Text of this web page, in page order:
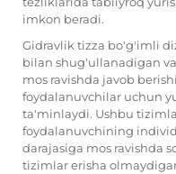
imkon beradi.
Gidravlik tizza bo'g'imli
bilan shug'ullanadigan
mos ravishda javob
foydalanuvchilar uchun
ta'minlaydi. Ushbu
foydalanuvchining
darajasiga mos ravishda
tizimlar erisha